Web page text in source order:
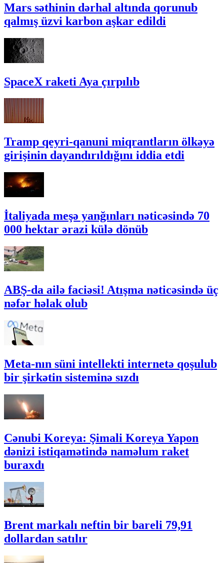
Mars səthinin dərhal altında qorunub
qalmış üzvi karbon aşkar edildi
SpaceX raketi Aya çırpılıb
Tramp qeyri-qanuni miqrantların ölkəyə
girişinin dayandırıldığını iddia etdi
İtaliyada meşə yanğınları nəticəsində 70
000 hektar ərazi külə dönüb
ABŞ-da ailə faciəsi! Atışma nəticəsində üç
nəfər həlak olub
Meta-nın süni intellekti internetə qoşulub
bir şirkətin sisteminə sızdı
Cənubi Koreya: Şimali Koreya Yapon
dənizi istiqamətində naməlum raket
buraxdı
Brent markalı neftin bir bareli 79,91
dollardan satılır